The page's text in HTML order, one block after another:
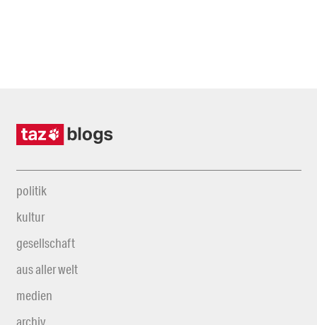
politik
kultur
gesellschaft
aus aller welt
medien
archiv